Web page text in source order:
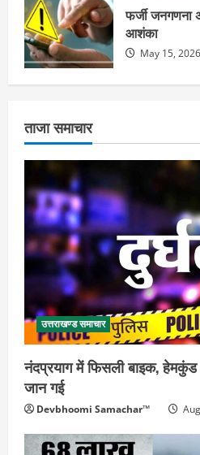
फर्जी जनगणना
आशंका
May 15, 2026
ताजा समाचार
उत्तराखण्ड समाचार
नंदप्रयाग में फिसली बाइक,
जान गई
Devbhoomi Samachar™